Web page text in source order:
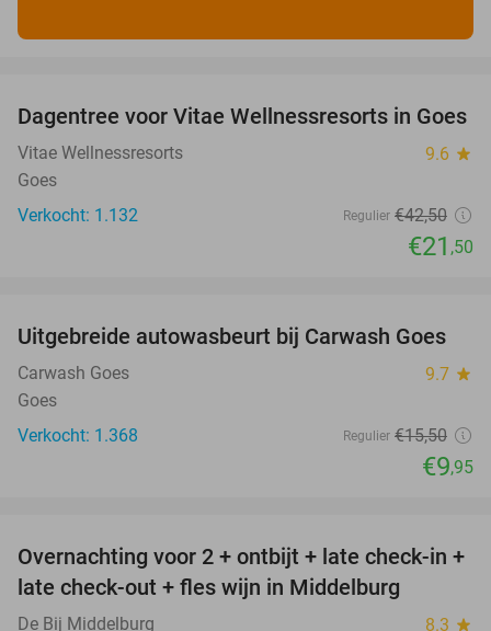
49%
Dagentree voor Vitae Wellnessresorts in Goes
Vitae Wellnessresorts 9.6 star
Goes
Verkocht: 1.132
Regulier €42,50
€21 ,50
36%
Uitgebreide autowasbeurt bij Carwash Goes
Carwash Goes 9.7 star
Goes
Verkocht: 1.368
Regulier €15,50
€9,95
52%
Overnachting voor 2 + ontbijt + late check-in +
late check-out + fles wijn in Middelburg
De Bij Middelburg 8.3 star